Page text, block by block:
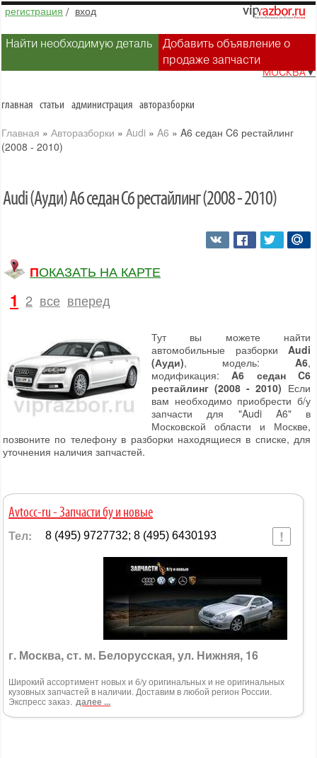
регистрация / вход
Найти необходимую деталь
Добавить объявление о
продаже запчасти
МОСКВА▼
главная статьи администрация авторазборки
Главная » Авторазборки » Audi » A6 » A6 седан C6 рестайлинг
(2008 - 2010)
Audi (Ауди) A6 седан C6 рестайлинг (2008 - 2010)
ПОКАЗАТЬ НА КАРТЕ
1 2 все вперед
Тут вы можете найти
автомобильные разборки Audi
(Ауди), модель: A6,
модификация: A6 седан C6
рестайлинг (2008 - 2010) Если
вам необходимо приобрести б/у
запчасти для "Audi A6" в
Московской области и Москве,
позвоните по телефону в разборки находящиеся в списке, для
уточнения наличия запчастей.
Avtocc-ru - Запчасти бу и новые
Тел: 8 (495) 9727732; 8 (495) 6430193
г. Москва, ст. м. Белорусская, ул. Нижняя, 16
Широкий ассортимент новых и б/у оригинальных и не оригинальных
кузовных запчастей в наличии. Доставим в любой регион России.
Экспресс заказ. далее ...